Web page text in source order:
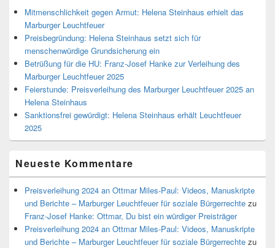
Mitmenschlichkeit gegen Armut: Helena Steinhaus erhielt das
Marburger Leuchtfeuer
Preisbegründung: Helena Steinhaus setzt sich für
menschenwürdige Grundsicherung ein
Betrüßung für die HU: Franz-Josef Hanke zur Verleihung des
Marburger Leuchtfeuer 2025
Feierstunde: Preisverleihung des Marburger Leuchtfeuer 2025 an
Helena Steinhaus
Sanktionsfrei gewürdigt: Helena Steinhaus erhält Leuchtfeuer
2025
Neueste Kommentare
Preisverleihung 2024 an Ottmar Miles-Paul: Videos, Manuskripte
und Berichte – Marburger Leuchtfeuer für soziale Bürgerrechte zu
Franz-Josef Hanke: Ottmar, Du bist ein würdiger Preisträger
Preisverleihung 2024 an Ottmar Miles-Paul: Videos, Manuskripte
und Berichte – Marburger Leuchtfeuer für soziale Bürgerrechte zu